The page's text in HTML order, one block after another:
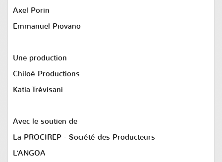
Axel Porin
Emmanuel Piovano
Une production
Chiloé Productions
Katia Trévisani
Avec le soutien de
La PROCIREP - Société des Producteurs
L’ANGOA